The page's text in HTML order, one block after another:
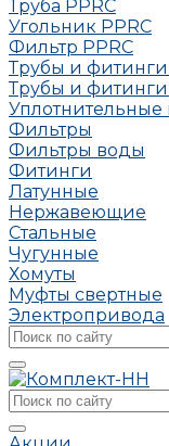
Труба РРRC
Угольник РРRC
Фильтр PPRC
Трубы и
Трубы и
Уплотнительные
Фильтры
Фильтры воды
Фитинги
Латунные
Нержавеющие
Стальные
Чугунные
Хомуты
Муфты свертные
Электропривода